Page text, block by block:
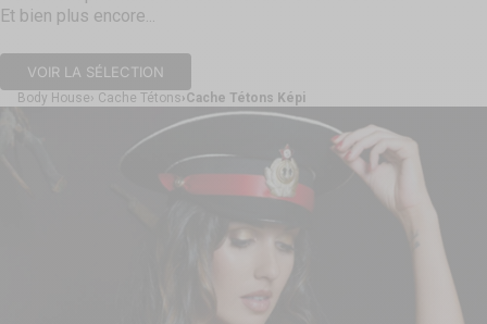
Et bien plus encore...
VOIR LA SÉLECTION
Body House Cache Tétons Cache Tétons Képi